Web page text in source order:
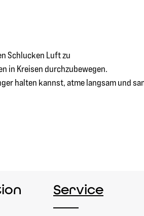
Schlucken Luft zu
in Kreisen durchzubewegen.
halten kannst, atme langsam und
Service